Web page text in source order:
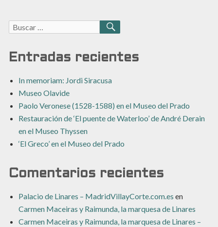
Buscar:
BUSCAR
Entradas recientes
In memoriam: Jordi Siracusa
Museo Olavide
Paolo Veronese (1528-1588) en el Museo del Prado
Restauración de ‘El puente de Waterloo’ de André Derain
en el Museo Thyssen
‘El Greco’ en el Museo del Prado
Comentarios recientes
Palacio de Linares – MadridVillayCorte.com.es en
Carmen Maceiras y Raimunda, la marquesa de Linares
Carmen Maceiras y Raimunda, la marquesa de Linares –